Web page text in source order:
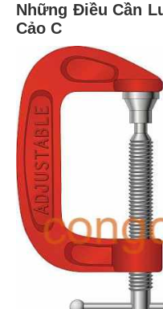
Những Điều Cần
Cảo C